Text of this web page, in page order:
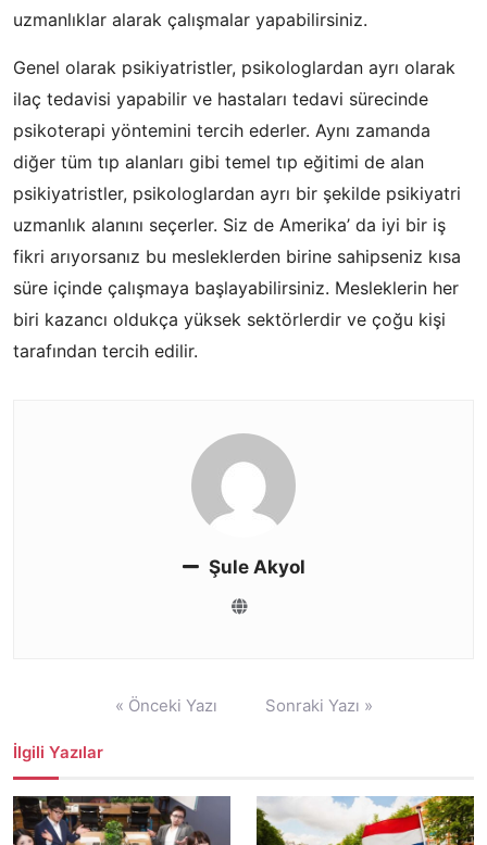
uzmanlıklar alarak çalışmalar yapabilirsiniz.
Genel olarak psikiyatristler, psikologlardan ayrı olarak
ilaç tedavisi yapabilir ve hastaları tedavi sürecinde
psikoterapi yöntemini tercih ederler. Aynı zamanda
diğer tüm tıp alanları gibi temel tıp eğitimi de alan
psikiyatristler, psikologlardan ayrı bir şekilde psikiyatri
uzmanlık alanını seçerler. Siz de Amerika’ da iyi bir iş
fikri arıyorsanız bu mesleklerden birine sahipseniz kısa
süre içinde çalışmaya başlayabilirsiniz. Mesleklerin her
biri kazancı oldukça yüksek sektörlerdir ve çoğu kişi
tarafından tercih edilir.
Şule Akyol
« Önceki Yazı Sonraki Yazı »
İlgili Yazılar